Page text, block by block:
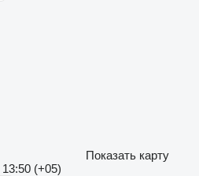
Показать карту
(+05)